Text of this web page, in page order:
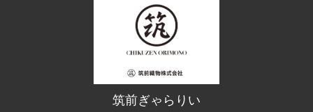
筑前ぎゃらりい